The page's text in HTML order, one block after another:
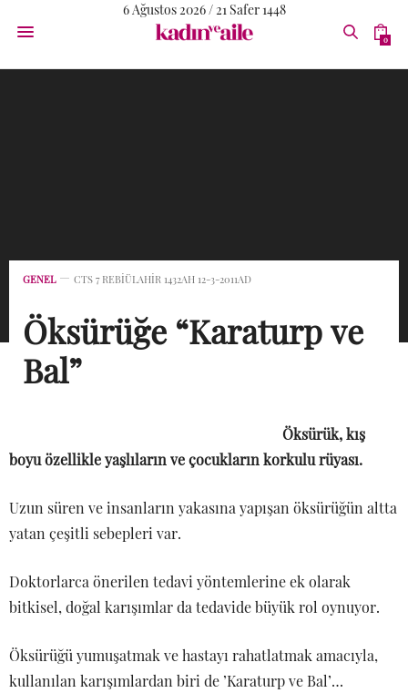
6 Ağustos 2026 / 21 Safer 1448
0
GENEL CTS 7 REBIÜLAHIR 1432AH 12-3-2011AD
Öksürüğe “Karaturp ve
Bal”
Öksürük, kış
boyu özellikle yaşlıların ve çocukların korkulu rüyası.
Uzun süren ve insanların yakasına yapışan öksürüğün altta
yatan çeşitli sebepleri var.
Doktorlarca önerilen tedavi yöntemlerine ek olarak
bitkisel, doğal karışımlar da tedavide büyük rol oynuyor.
Öksürüğü yumuşatmak ve hastayı rahatlatmak amacıyla,
kullanılan karışımlardan biri de ’Karaturp ve Bal’…